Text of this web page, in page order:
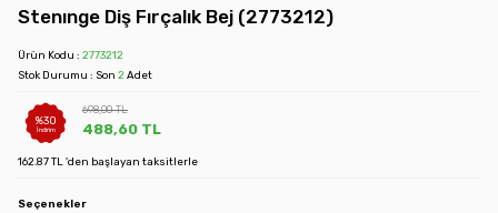
Stenınge Diş Fırçalık Bej (2773212)
Ürün Kodu : 2773212
Stok Durumu : Son 2 Adet
%30
İndirim
698,00TL
488,60 TL
162.87 TL 'den başlayan taksitlerle
Seçenekler